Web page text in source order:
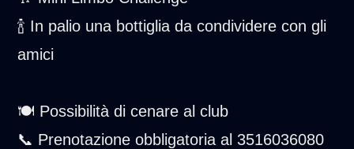
🍾 In palio una bottiglia da condividere con gli
amici
🍽️ Possibilità di cenare al club
📞 Prenotazione obbligatoria al 3516036080